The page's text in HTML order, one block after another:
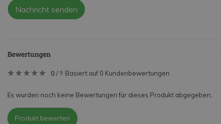
Nachricht senden
Bewertungen
0 / 5 Basiert auf 0 Kundenbewertungen
Es wurden noch keine Bewertungen für dieses Produkt abgegeben..
Produkt bewerten